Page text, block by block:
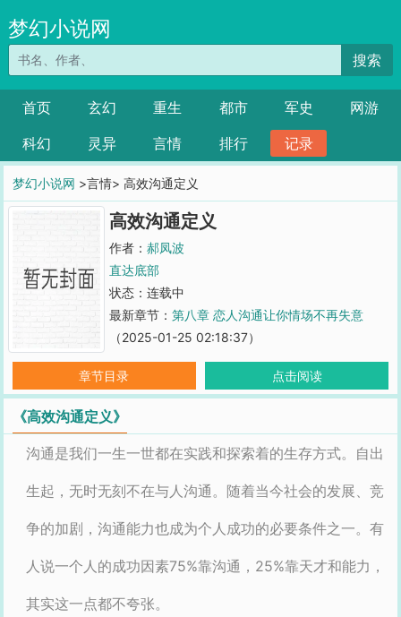
梦幻小说网
搜索
首页 玄幻 重生 都市 军史
网游
科幻
灵异 言情 排行 记录
梦幻小说网 >言情> 高效沟通定义
高效沟通定义
作者： 郝凤波
直达底部
状态：连载中
最新章节： 第八章 恋人沟通让你情场不再失意
（2025-01-25 02:18:37）
章节目录 点击阅读
《高效沟通定义》
沟通是我们一生一世都在实践和探索着的生存方式。自出
生起，无时无刻不在与人沟通。随着当今社会的发展、竞
争的加剧，沟通能力也成为个人成功的必要条件之一。有
人说一个人的成功因素75%靠沟通，25%靠天才和能力，
其实这一点都不夸张。